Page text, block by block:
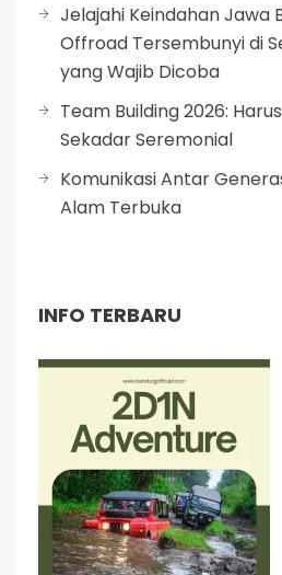
Jelajahi Keindahan Jawa
Offroad Tersembunyi di
yang Wajib Dicoba
Team Building 2026:
Sekadar Seremonial
Komunikasi Antar
Alam Terbuka
INFO TERBARU